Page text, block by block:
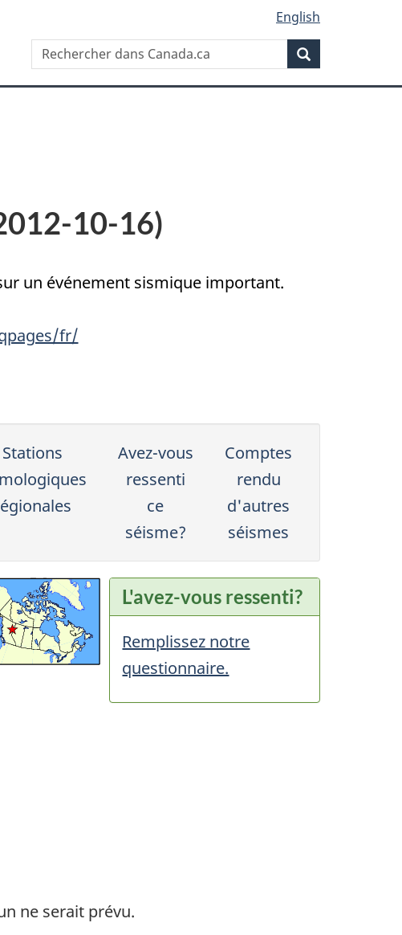
English
Rechercher
Rechercher
dans
Canada.ca
10-16)
un événement sismique important.
fr/
Stations
Avez-vous
ressenti
ce
séisme?
Comptes
rendu
d'autres
séismes
L'avez-vous ressenti?
Remplissez notre
questionnaire.
ne serait prévu.